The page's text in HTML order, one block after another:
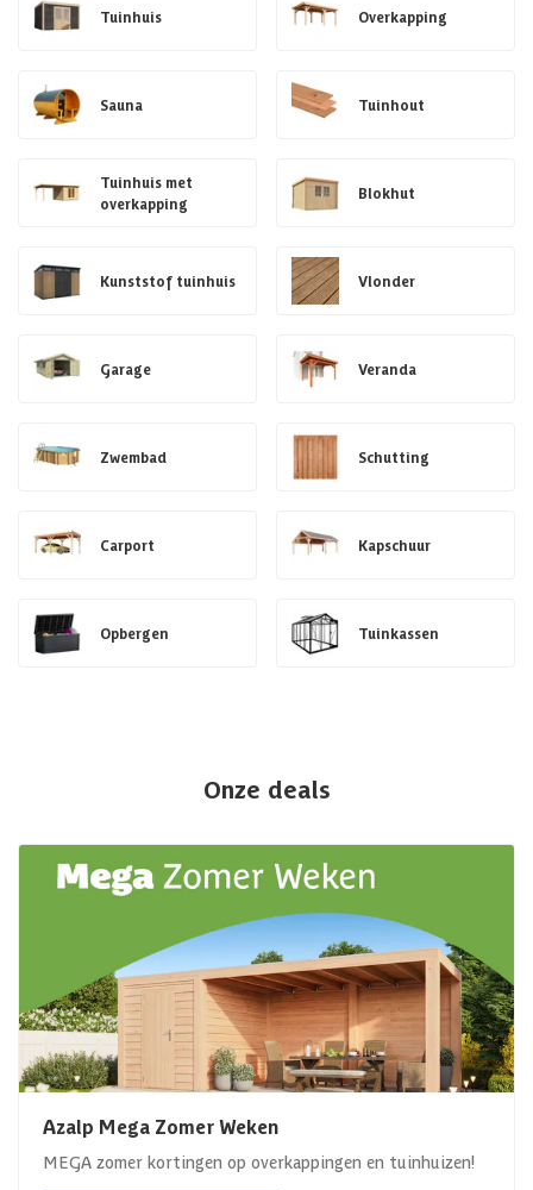
Tuinhuis Overkapping
Sauna Tuinhout
Tuinhuis met
overkapping
Blokhut
Kunststof tuinhuis Vlonder
Garage Veranda
Zwembad Schutting
Carport Kapschuur
Opbergen Tuinkassen
Onze deals
Azalp Mega Zomer Weken
MEGA zomer kortingen op overkappingen en tuinhuizen!